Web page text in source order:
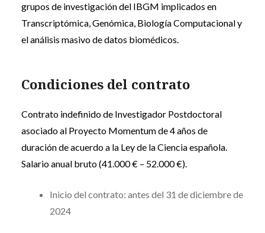
grupos de investigación del IBGM implicados en
Transcriptómica, Genómica, Biología Computacional y
el análisis masivo de datos biomédicos.
Condiciones del contrato
Contrato indefinido de Investigador Postdoctoral
asociado al Proyecto Momentum de 4 años de
duración de acuerdo a la Ley de la Ciencia española.
Salario anual bruto (41.000 € – 52.000 €).
Inicio del contrato: antes del 31 de diciembre de
2024